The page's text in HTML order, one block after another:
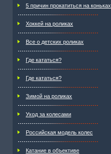
5 причин прокатиться на коньках
Хоккей на роликах
Все о детских роликах
Где кататься?
Где кататься?
Зимой на роликах
Уход за колесами
Российская модель колес
Катание в объективе